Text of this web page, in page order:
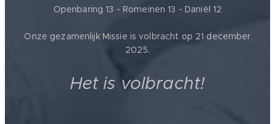
Openbaring 13 - Romeinen 13 - Daniël 12
Onze gezamenlijk Missie is volbracht op 21 december
2025.
Het is volbracht!